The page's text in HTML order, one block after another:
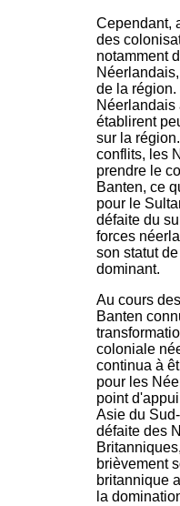
Cependant,
des
notamment
de la
Néerlandais
établirent
sur la
conflits, les
prendre le
Banten, ce
pour le
défaite du
forces
son statut
dominant.
Au cours
Banten
coloniale
continua à
pour les
point
Asie du
défaite des
brièvement
britannique
la